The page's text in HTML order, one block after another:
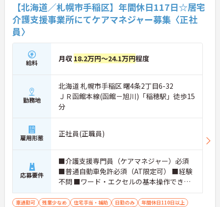
【北海道／札幌市手稲区】年間休日117日☆居宅
介護支援事業所にてケアマネジャー募集〈正社
員〉
給料 月収 18.2万円～24.1万円程度
勤務地
北海道 札幌市手稲区 曙4条2丁目6-32
ＪＲ函館本線(函館－旭川)「稲穂駅」徒歩15
分
雇用形態 正社員(正職員)
応募要件
■介護支援専門員（ケアマネジャー）必須
■普通自動車免許必須（AT限定可） ■経験
不問 ■ワード・エクセルの基本操作できる
方
車通勤可 残業少なめ 住宅手当・補助 日勤のみ
年間休日110日以上